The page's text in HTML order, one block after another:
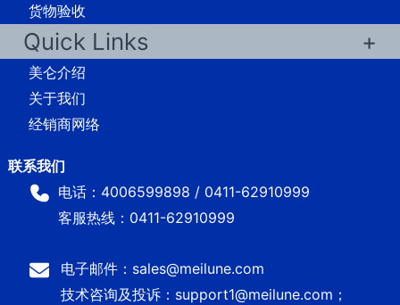
货物验收
Quick Links
美仑介绍
关于我们
经销商网络
电话：4006599898 / 0411-62910999
客服热线：0411-62910999
电子邮件：sales@meilune.com
技术咨询及投诉：support1@meilune.com；